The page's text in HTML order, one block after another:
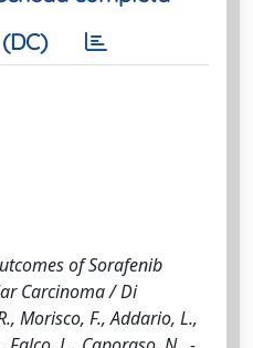
of Sorafenib
Carcinoma / Di
Morisco, F., Addario, L.,